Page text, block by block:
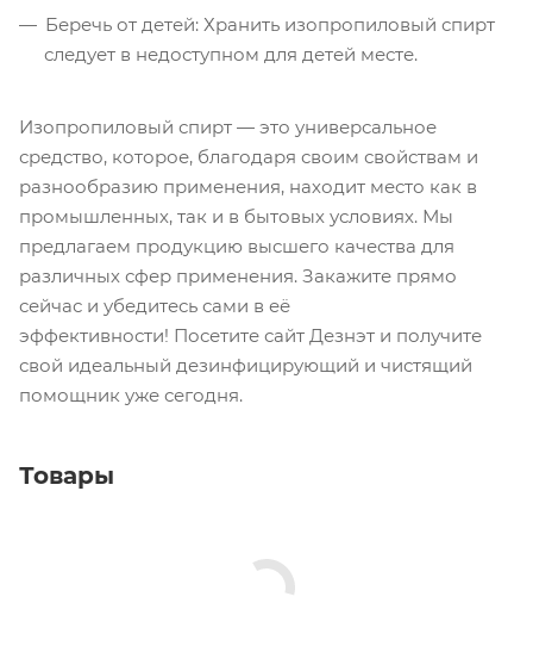
Беречь от детей: Хранить изопропиловый спирт
следует в недоступном для детей месте.
Изопропиловый спирт — это универсальное
средство, которое, благодаря своим свойствам и
разнообразию применения, находит место как в
промышленных, так и в бытовых условиях. Мы
предлагаем продукцию высшего качества для
различных сфер применения. Закажите прямо
сейчас и убедитесь сами в её
эффективности! Посетите сайт Дезнэт и получите
свой идеальный дезинфицирующий и чистящий
помощник уже сегодня.
Товары